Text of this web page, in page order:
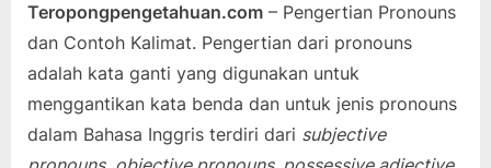
Posted
on
November
21, 2021
komentarpada
Pengertian
4
Pronoun,
Teropongpengetahuan.com – Pengertian Pronouns
dan Contoh Kalimat. Pengertian dari pronouns
adalah kata ganti yang digunakan untuk
menggantikan kata benda dan untuk jenis pronouns
dalam Bahasa Inggris terdiri dari subjective